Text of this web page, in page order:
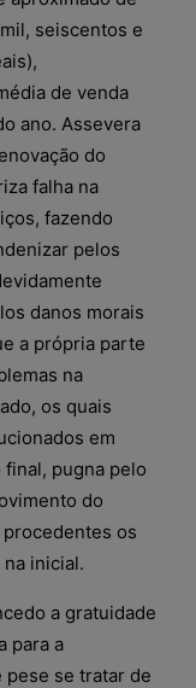
seiscentos e
de venda
ano. Assevera
do
falha na
fazendo
pelos
danos morais
a própria parte
na
os quais
em
final, pugna pelo
do
os
inicial.
a gratuidade
para a
pese se tratar de